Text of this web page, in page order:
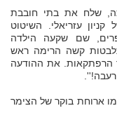
כה, שלח את בתי חובבת
קניון עזריאלי. השיטוט
שם שקעה הילדה
קשה הרימה ראש
הרפתקאות. את ההודעה
ארוחת בוקר של הצימר